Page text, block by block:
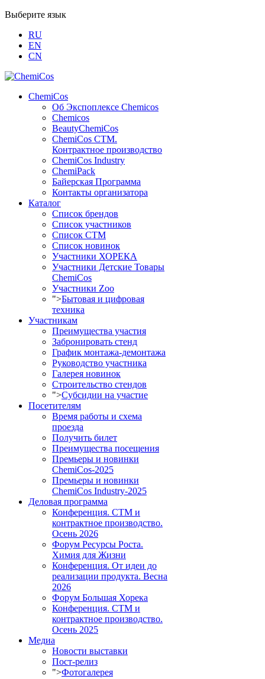
Выберите язык
RU
EN
CN
ChemiCos
Об Экспоплексе Chemicos
Chemicos
BeautyChemiCos
ChemiCos СТМ.
Контрактное производство
ChemiCos Industry
ChemiPack
Байерская Программа
Контакты организатора
Каталог
Список брендов
Список участников
Список СТМ
Список новинок
Участники ХОРЕКА
Участники Детские Товары
ChemiCos
Участники Zoo
">Бытовая и цифровая
техника
Участникам
Преимущества участия
Забронировать стенд
График монтажа-демонтажа
Руководство участника
Галерея новинок
Строительство стендов
">Субсидии на участие
Посетителям
Время работы и схема
проезда
Получить билет
Преимущества посещения
Премьеры и новинки
ChemiCos-2025
Премьеры и новинки
ChemiCos Industry-2025
Деловая программа
Конференция. СТМ и
контрактное производство.
Осень 2026
Форум Ресурсы Роста.
Химия для Жизни
Конференция. От идеи до
реализации продукта. Весна
2026
Форум Большая Хорека
Конференция. СТМ и
контрактное производство.
Осень 2025
Медиа
Новости выставки
Пост-релиз
">Фотогалерея